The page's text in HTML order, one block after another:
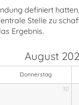
definiert
Stelle zu
Ergebnis.
August
Donnerstag
30